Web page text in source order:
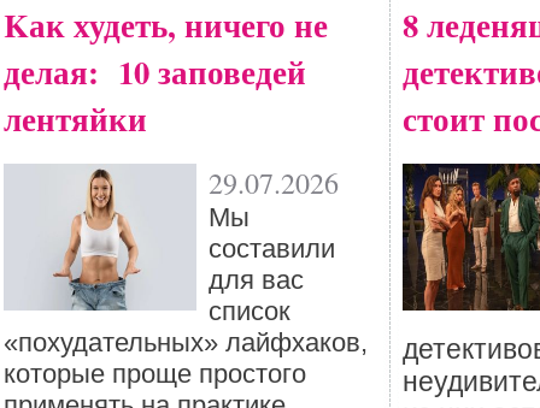
Kак худеть, ничего не
делая: 10 заповедей
лентяйки
29.07.2026
Мы
составили
для вас
список
«похудательных» лайфхаков,
которые проще простого
8
стоит